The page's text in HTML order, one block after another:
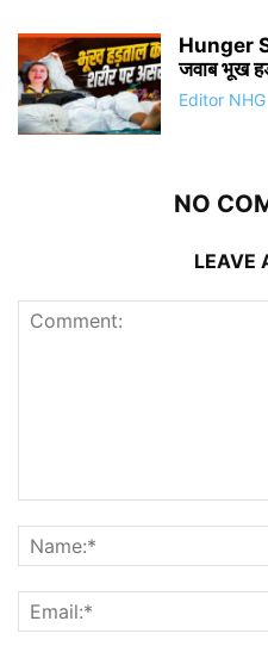
Hunger
जवाब भूख
Editor NHG
NO
LEAVE